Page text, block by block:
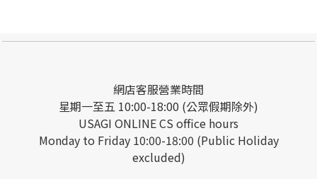
網店客服營業時間
星期一至五 10:00-18:00 (公眾假期除外)
USAGI ONLINE CS office hours
Monday to Friday 10:00-18:00 (Public Holiday
excluded)